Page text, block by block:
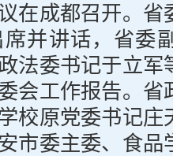
在成都召开。省
并讲话，省委
法委书记于立军
会工作报告。省
校原党委书记庄
市委主委、食品